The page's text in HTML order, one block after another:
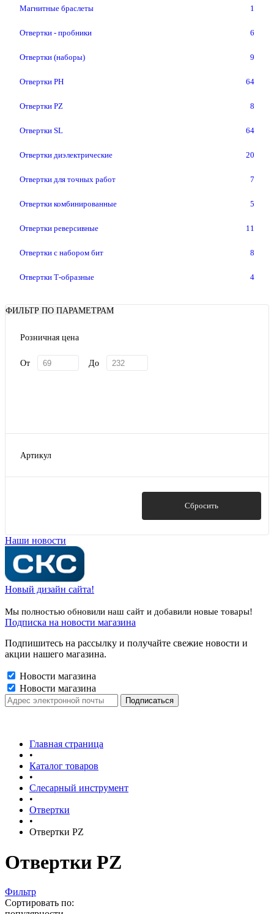
Магнитные браслеты 1
Отвертки - пробники 6
Отвертки (наборы) 9
Отвертки PH 64
Отвертки PZ 8
Отвертки SL 64
Отвертки диэлектрические 20
Отвертки для точных работ 7
Отвертки комбинированные 5
Отвертки реверсивные 11
Отвертки с набором бит 8
Отвертки Т-образные 4
ФИЛЬТР ПО ПАРАМЕТРАМ
Розничная цена
От До
Артикул
11881
Показать ещё 3
Сбросить
Наши новости
Новый дизайн сайта!
Мы полностью обновили наш сайт и добавили новые товары!
Подписка на новости магазина
Подпишитесь на рассылку и получайте свежие новости и
акции нашего магазина.
Новости магазина
Новости магазина
Главная страница
•
Каталог товаров
•
Слесарный инструмент
•
Отвертки
•
Отвертки PZ
Отвертки PZ
Фильтр
Сортировать по: